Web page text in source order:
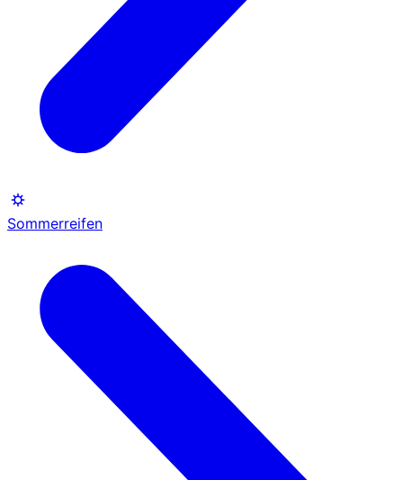
Sommerreifen